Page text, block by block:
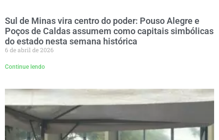
Sul de Minas vira centro do poder: Pouso Alegre e
Poços de Caldas assumem como capitais simbólicas
do estado nesta semana histórica
6 de abril de 2026
Continue lendo